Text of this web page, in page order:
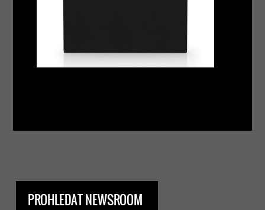
PROHLEDAT NEWSROOM